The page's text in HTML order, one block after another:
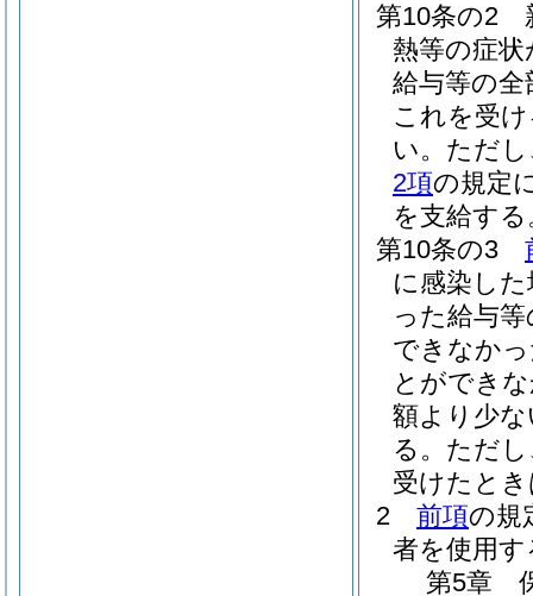
第10条の2
熱等の症
給与等の
これを受
い。 ただ
2項の規定
を支給する
第10条の3
に感染し
った給与
できなか
とができ
額より少
る。 ただ
受けたと
2
前項の規
者を使用
第5章